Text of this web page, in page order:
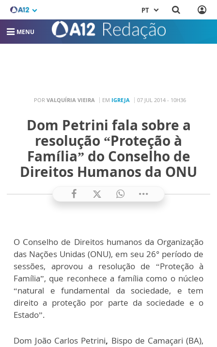
PT
MENU
POR VALQUÍRIA VIEIRA EM IGREJA 07 JUL 2014 - 10H36
Dom Petrini fala sobre a
resolução “Proteção à
Família” do Conselho de
Direitos Humanos da ONU
O Conselho de Direitos humanos da Organização
das Nações Unidas (ONU), em seu 26° período de
sessões, aprovou a resolução de “Proteção à
Família”, que reconhece a família como o núcleo
“natural e fundamental da sociedade, e tem
direito a proteção por parte da sociedade e o
Estado”.
Dom João Carlos Petrini, Bispo de Camaçari (BA),